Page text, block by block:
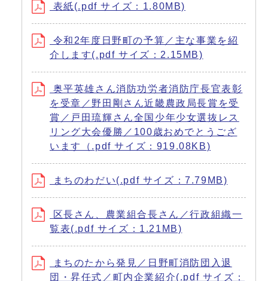
表紙(.pdf サイズ：1.80MB)
令和2年度日野町の予算／主な事業を紹
介します(.pdf サイズ：2.15MB)
奥平英雄さん消防功労者消防庁長官表彰
を受章／野田剛さん近畿農政局長賞を受
賞／戸田琉輝さん全国少年少女選抜レス
リング大会優勝／100歳おめでとうござ
います（.pdf サイズ：919.08KB)
まちのわだい(.pdf サイズ：7.79MB)
区長さん、農業組合長さん／行政組織一
覧表(.pdf サイズ：1.21MB)
まちのたから発見／日野町消防団入退
団・昇任式／町内企業紹介(.pdf サイズ：